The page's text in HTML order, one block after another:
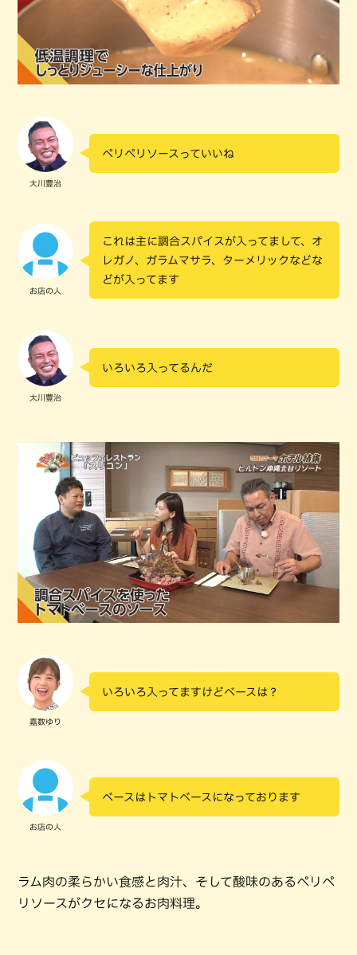
大川豊治
ペリペリソースっていいね
お店の人
これは主に調合スパイスが入ってまして、オ
レガノ、ガラムマサラ、ターメリックなどな
どが入ってます
大川豊治
いろいろ入ってるんだ
嘉数ゆり
いろいろ入ってますけどベースは？
お店の人
ベースはトマトベースになっております
ラム肉の柔らかい食感と肉汁、そして酸味のあるペリペ
リソースがクセになるお肉料理。